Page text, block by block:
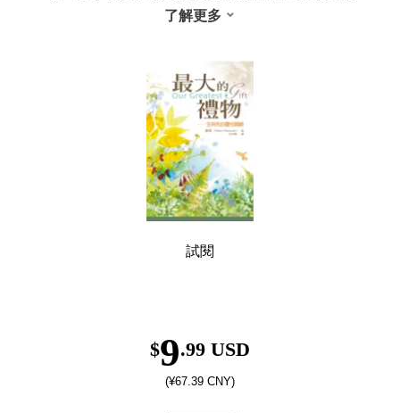
了解更多
試閱
$9.99 USD
(¥67.39 CNY)